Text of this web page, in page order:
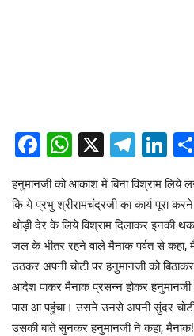
Facebook
WhatsApp
X
हनुमानजी को आकाश में बिना विश्राम लिये
कि ये प्रभु श्रीरामचंद्रजी का कार्य पूरा
थोड़ी देर के लिये विश्राम दिलाकर इनकी
जल के भीतर रहने वाले मैनाक पर्वत से
उठकर अपनी चोटी पर हनुमानजी को
आदेश पाकर मैनाक प्रसन्न होकर
पास आ पहुंचा। उसने उनसे अपनी सुंदर चोटी
उसकी बातें सुनकर हनुमानजी ने कहा, मैनाक!